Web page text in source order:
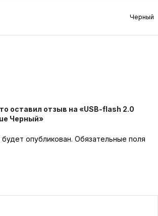
Черный
оставил отзыв на «USB-flash 2.0
Черный»
опубликован. Обязательные поля